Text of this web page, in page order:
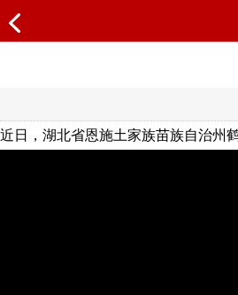
近日，湖北省恩施土家族苗族自治州